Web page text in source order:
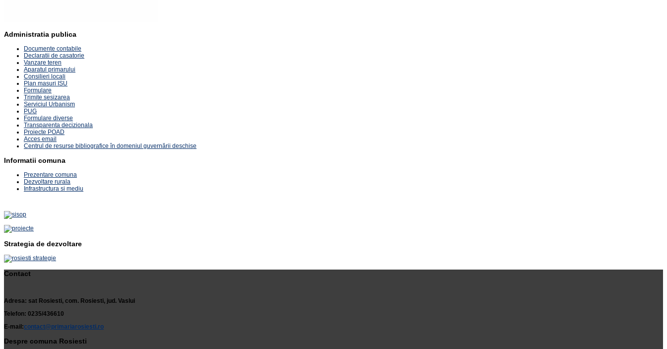
Administratia publica
Documente contabile
Declaratii de casatorie
Vanzare teren
Aparatul primarului
Consilieri locali
Plan masuri ISU
Formulare
Trimite sesizarea
Serviciul Urbanism
PUG
Formulare diverse
Transparenta decizionala
Proiecte POAD
Acces email
Centrul de resurse bibliografice în domeniul guvernării deschise
Informatii comuna
Prezentare comuna
Dezvoltare rurala
Infrastructura si mediu
Strategia de dezvoltare
Contact
Adresa: sat Rosiesti, com. Rosiesti, jud. Vaslui
Telefon: 0235/436610
E-mail:contact@primariarosiesti.ro
Despre comuna Rosiesti